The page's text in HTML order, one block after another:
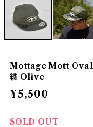
Mottage Mott Oval
繍 Olive
¥5,500
SOLD OUT